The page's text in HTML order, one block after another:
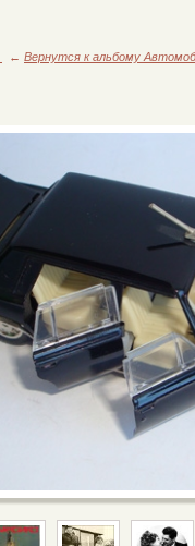
← Вернутся к альбому